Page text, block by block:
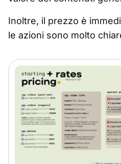
Inoltre, il prezzo è
le azioni sono molto